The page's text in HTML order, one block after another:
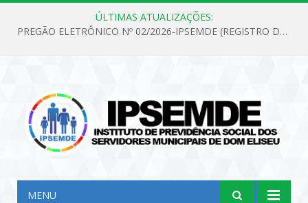
ÚLTIMAS ATUALIZAÇÕES:
PREGÃO ELETRÔNICO Nº 02/2026-IPSEMDE (REGISTRO DE PREÇOS PARA FUTURA E EVENTUAL AQUISIÇÃO DE MATERIAL DE LIMPEZA E GÊNEROS ALIMENTÍCIOS PARA ATENDER AS NECESSIDADES DO INSTITUTO DE PREVIDÊNCIA SOCIAL DOS SERVIDORES MUNICIPAIS DE DOM ELISEU.)
MENU